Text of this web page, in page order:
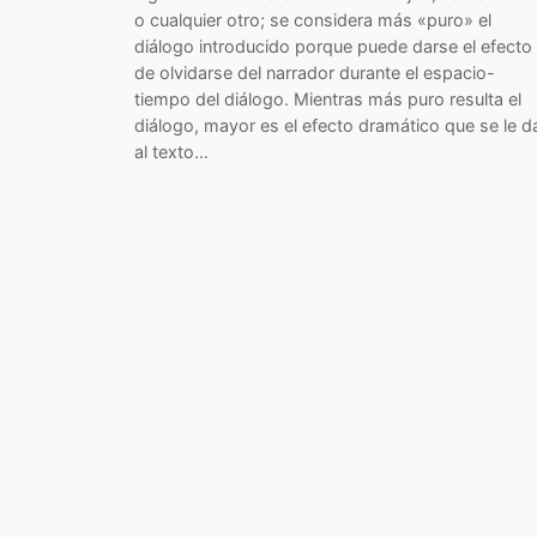
o cualquier otro; se considera más «puro» el
diálogo introducido porque puede darse el efecto
de olvidarse del narrador durante el espacio-
tiempo del diálogo. Mientras más puro resulta el
diálogo, mayor es el efecto dramático que se le
al texto…